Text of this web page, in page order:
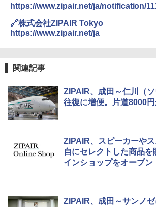
A26 地球の歩き方 チェ
ァキア 2026～2027 地
パ
解く (講談社現代新書)
500002(89232)
￥5,999
ュ(BC仕様) PATC-
[キャンパーズコレクシ
広げるだけ パッとサッ
イド ブラックコーティ
ッシュ 4人用 簡単設置
関の購入実績 登山・キ
防災用品 長期保存可能
送
可能 安全ロック付き 高
ンパクト多機能設計 持
HYREKK 八角形タープ
ブラックラバーコーティ
ット 5000mm耐水圧
https://www.zipair.net/ja/notification/
🔗株式会社ZIPAIR Tokyo
https://www.zipair.net/ja
関連記事
ZIPAIR、成田～仁川（
往復に増便。片道8000円
ZIPAIR、スピーカーや
自にセレクトした商品を
インショップをオープン
ZIPAIR、成田～サンノ